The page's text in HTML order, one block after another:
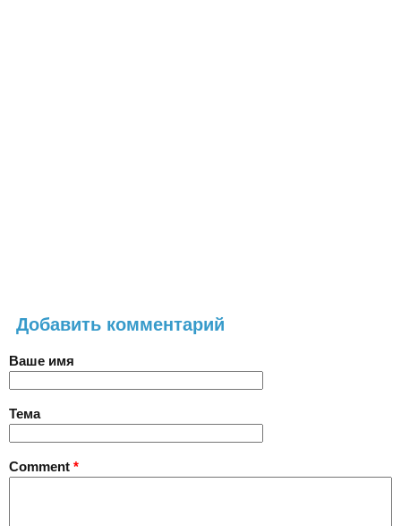
Добавить комментарий
Ваше имя
Тема
Comment *